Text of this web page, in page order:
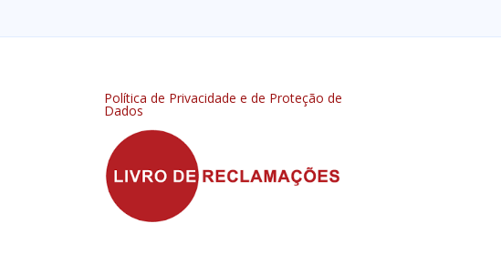
Política de Privacidade e de Proteção de
Dados